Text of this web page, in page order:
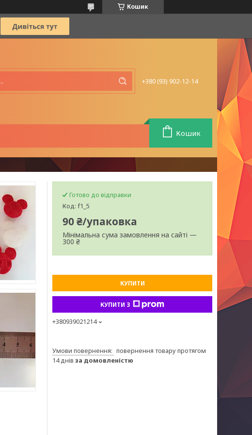
Кошик
+380 (93) 902-12-14
Кошик
Готово до відправки
Код: f1_5
90 ₴/упаковка
Мінімальна сума замовлення на сайті —
300 ₴
КУПИТИ
КУПИТИ З
+380939021214
повернення товару протягом
14 днів за домовленістю